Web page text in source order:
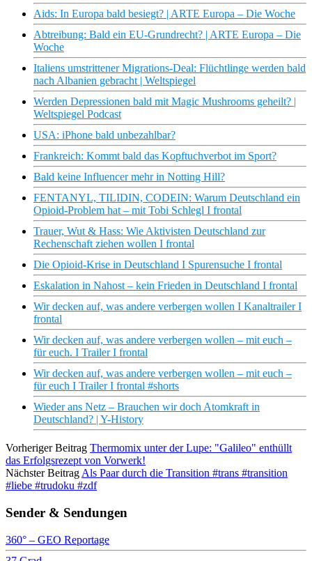
Aids: In Europa bald besiegt? | ARTE Europa – Die Woche
Abtreibung: Bald ein EU-Grundrecht? | ARTE Europa – Die
Woche
Italiens umstrittener Migrations-Deal: Flüchtlinge werden bald
nach Albanien gebracht | Weltspiegel
Werden Depressionen bald mit Magic Mushrooms geheilt? |
Weltspiegel Podcast
USA: iPhone bald unbezahlbar?
Frankreich: Kommt bald das Kopftuchverbot im Sport?
Bald keine Influencer mehr in Notting Hill?
FENTANYL, TILIDIN, CODEIN: Warum Deutschland ein
Opioid-Problem hat – mit Tobi Schlegl I frontal
Trauer, Wut & Hass: Wie Aktivisten Deutschland zur
Rechenschaft ziehen wollen I frontal
Die Opioid-Krise in Deutschland I Spurensuche I frontal
Eskalation in Nahost – kein Frieden in Deutschland I frontal
Wir decken auf, was andere verbergen wollen I Kanaltrailer I
frontal
Wir decken auf, was andere verbergen wollen – mit euch –
für euch. I Trailer I frontal
Wir decken auf, was andere verbergen wollen – mit euch –
für euch I Trailer I frontal #shorts
Wieder ans Netz – Brauchen wir doch Atomkraft in
Deutschland? | Y-History
Vorheriger Beitrag Thermomix unter der Lupe: "Galileo" enthüllt
das Erfolgsrezept von Vorwerk!
Nächster Beitrag Als Paar durch die Transition #trans #transition
#liebe #trudoku #zdf
Sender & Sendungen
360° – GEO Reportage